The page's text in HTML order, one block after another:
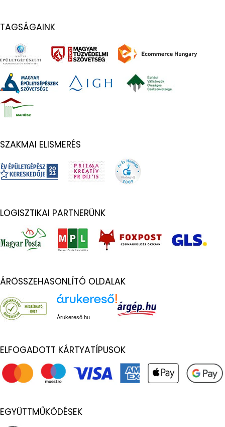
TAGSÁGAINK
SZAKMAI ELISMERÉS
LOGISZTIKAI PARTNERÜNK
ÁRÖSSZEHASONLÍTÓ OLDALAK
Árukereső.hu
ELFOGADOTT KÁRTYATÍPUSOK
EGYÜTTMŰKÖDÉSEK